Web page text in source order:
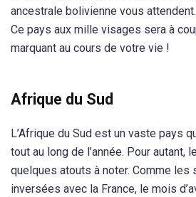
ancestrale bolivienne vous attendent.
Ce pays aux mille visages sera à
marquant au cours de votre vie !
Afrique du Sud
L’Afrique du Sud est un vaste pays
tout au long de l’année. Pour autant,
quelques atouts à noter. Comme les
inversées avec la France, le mois